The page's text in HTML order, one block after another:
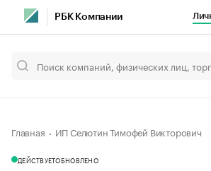
РБК Компании
Главная ИП Селютин Тимофей Викторович
ДЕЙСТВУЕТОБНОВЛЕНО